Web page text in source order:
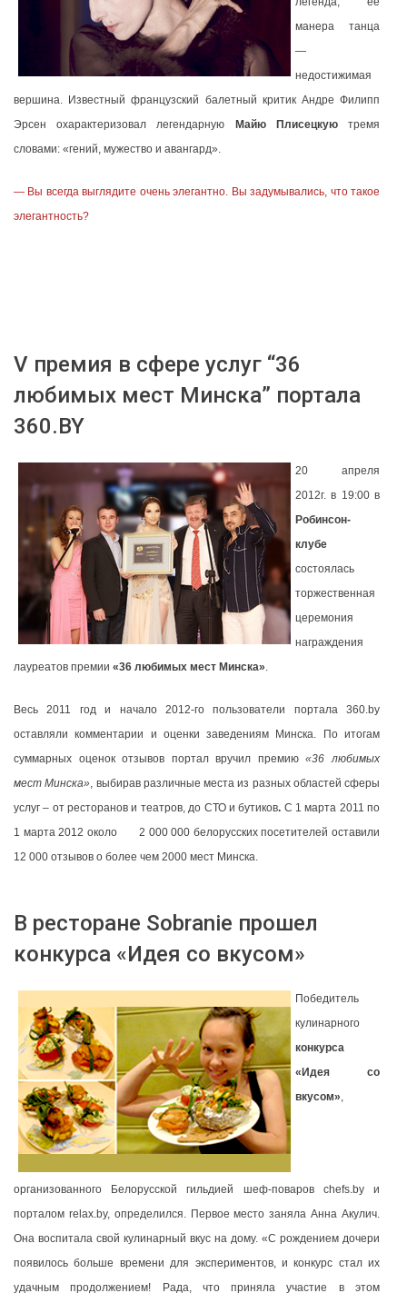
манера танца
—
недостижимая
вершина. Известный французский балетный критик Андре Филипп
Эрсен охарактеризовал легендарную
Майю Плисецкуютремя
словами: «гений, мужество и авангард».
— Вы всегда выглядите очень элегантно. Вы задумывались, что такое
элегантность?
V премия в сфере услуг “36
любимых мест Минска” портала
360.BY
20 апреля
2012г. в 19:00 в
Робинсон-
клубе
состоялась
торжественная
церемония
награждения
лауреатов премии «36 любимых мест Минска».
Весь 2011 год и начало 2012-го пользователи портала 360.by
оставляли комментарии и оценки заведениям Минска. По итогам
суммарных оценок отзывов портал вручил премию«36 любимых
мест Минска», выбирав различные места из разных областей сферы
услуг – от ресторанов и театров, до СТО и бутиков. С 1 марта 2011 по
1 марта 2012 около 2 000 000 белорусских посетителей оставили
12 000 отзывов о более чем 2000 мест Минска.
В ресторане Sobranie прошел
конкурса «Идея со вкусом»
Победитель
кулинарного
конкурса
«Идея со
вкусом»,
организованного Белорусской гильдией шеф-поваров chefs.by и
порталом relax.by, определился. Первое место заняла Анна Акулич.
Она воспитала свой кулинарный вкус на дому. «С рождением дочери
появилось больше времени для экспериментов, и конкурс стал их
удачным продолжением! Рада, что приняла участие в этом